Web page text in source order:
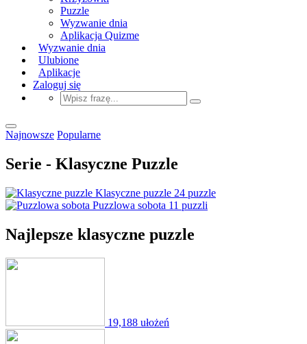
Puzzle
Wyzwanie dnia
Aplikacja Quizme
Wyzwanie dnia
Ulubione
Aplikacje
Zaloguj się
Najnowsze Popularne
Serie - Klasyczne Puzzle
Klasyczne puzzle 24 puzzle
Puzzlowa sobota 11 puzzli
Najlepsze klasyczne puzzle
19,188 ułożeń